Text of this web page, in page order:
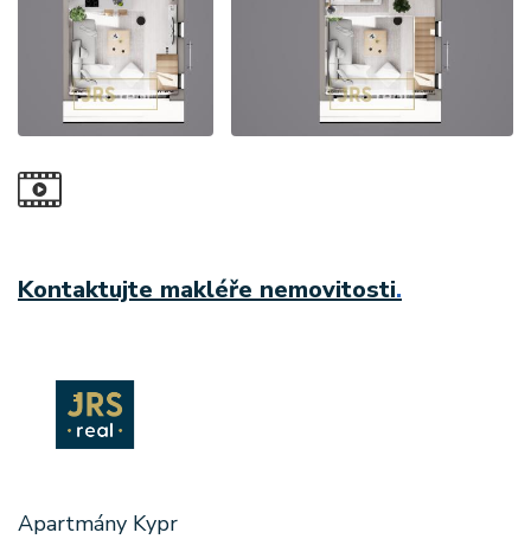
Kontaktujte makléře nemovitosti.
Apartmány Kypr